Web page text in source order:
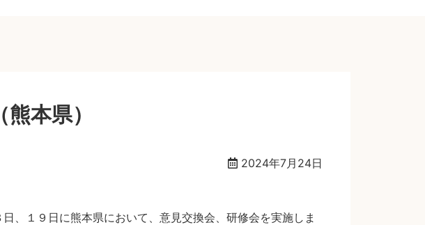
本県）
2024年7月24日
、１９日に熊本県において、意見交換会、研修会を実施しま